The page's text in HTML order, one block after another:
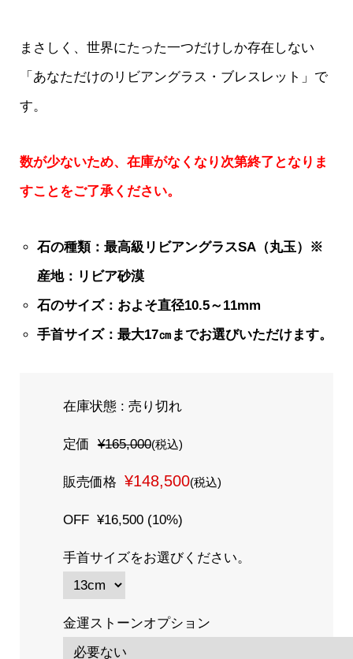
まさしく、世界にたった一つだけしか存在しない
「あなただけのリビアングラス・ブレスレット」で
す。
数が少ないため、在庫がなくなり次第終了となりま
すことをご了承ください。
石の種類：最高級リビアングラスSA（丸玉）※
産地：リビア砂漠
石のサイズ：およそ直径10.5～11mm
手首サイズ：最大17㎝までお選びいただけます。
在庫状態 : 売り切れ
定価¥165,000(税込)
販売価格 ¥148,500(税込)
OFF ¥16,500 (10%)
手首サイズをお選びください。
金運ストーンオプション